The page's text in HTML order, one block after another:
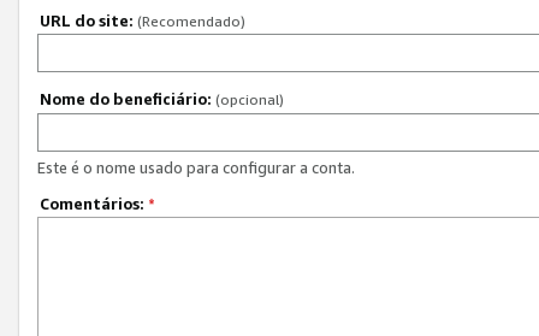
URL do site: (Recomendado)
Nome do beneficiário: (opcional)
Este é o nome usado para configurar a conta.
Comentários: *